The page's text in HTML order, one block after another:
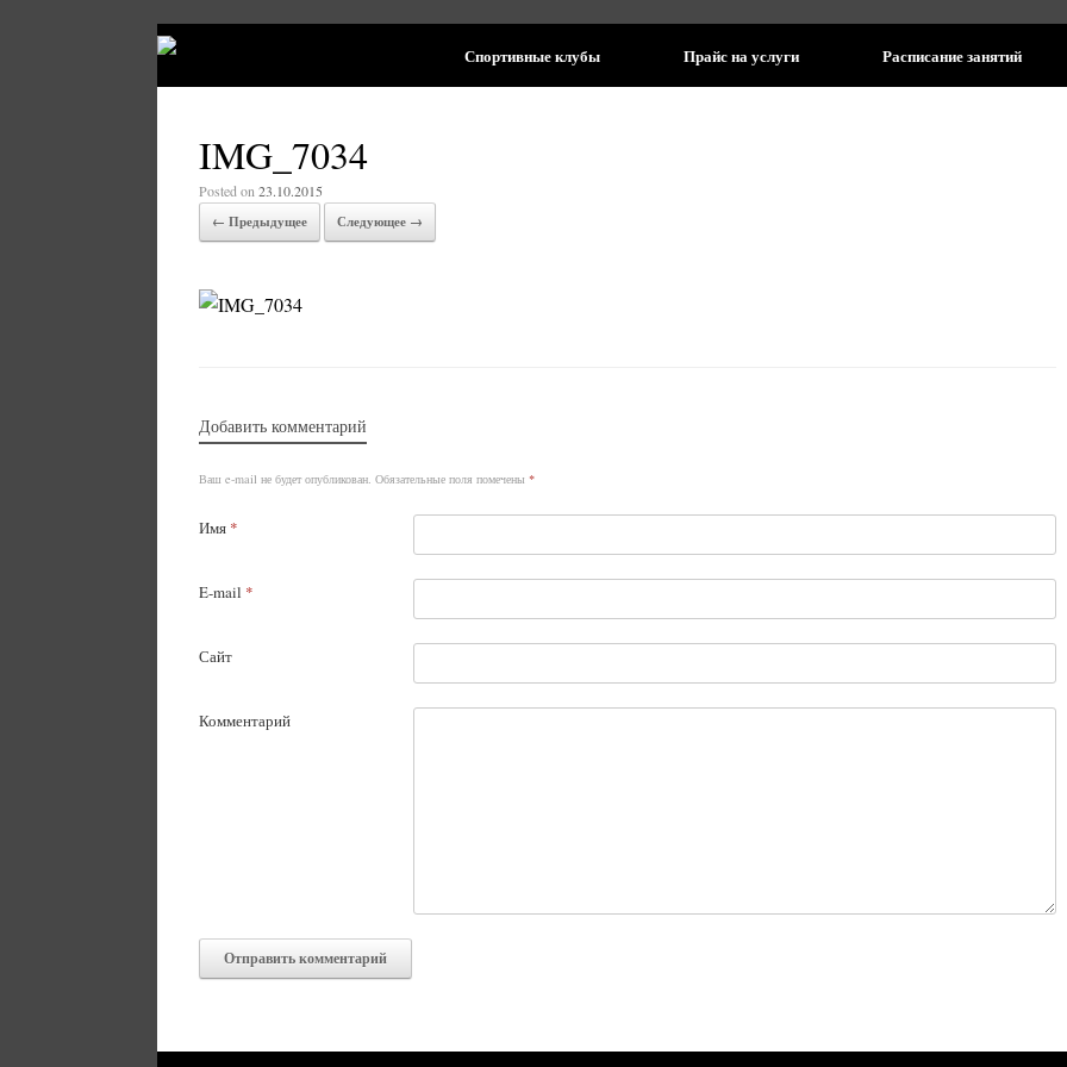
Спортивные клубы Прайс на услуги Расписание занятий
IMG_7034
Posted on 23.10.2015
← Предыдущее
Следующее →
Добавить комментарий
Ваш e-mail не будет опубликован. Обязательные поля помечены *
Имя *
E-mail *
Сайт
Комментарий